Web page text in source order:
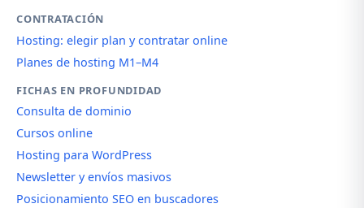
CONTRATACIÓN
Hosting: elegir plan y contratar online
Planes de hosting M1–M4
FICHAS EN PROFUNDIDAD
Consulta de dominio
Cursos online
Hosting para WordPress
Newsletter y envíos masivos
Posicionamiento SEO en buscadores